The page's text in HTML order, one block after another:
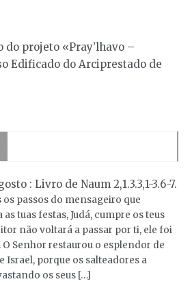
do projeto «Pray’lhavo –
Edificado do Arciprestado de
: Livro de Naum 2,1.3.3,1-3.6-7.
passos do mensageiro que
as tuas festas, Judá, cumpre os teus
não voltará a passar por ti, ele foi
Senhor restaurou o esplendor de
Israel, porque os salteadores a
os seus […]